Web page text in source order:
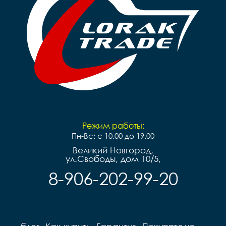
Грипсы		цветные
Седло		детское на
пружинах
Педали		Пластиковые
Подседельный штырь
сталь
Вес		9.7 кг
пружинах
Подседельный
Режим работы:
Пн-Вс: с 10.00 до 19.00
Великий Новгород,
ул.Свободы, дом 10/5,
8-906-202-99-20